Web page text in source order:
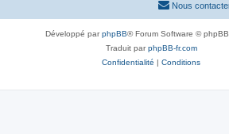
Nous
Développé parphpBB® Forum Software ©
Traduit parphpBB-fr.com
Confidentialité | Conditions